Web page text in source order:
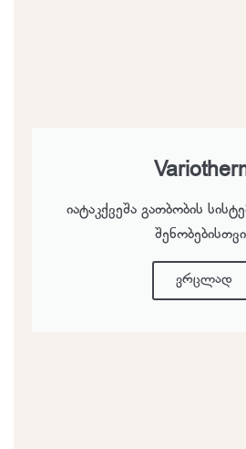
იატაკქვეშა გათბობის
ვრცლად